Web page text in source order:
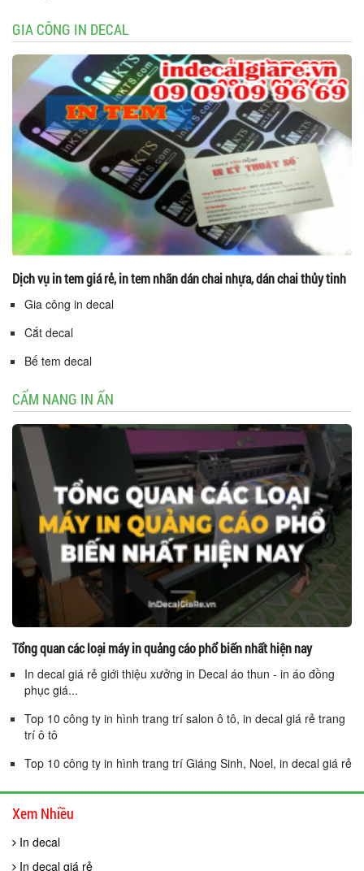
GIA CÔNG IN DECAL
Dịch vụ in tem giá rẻ, in tem nhãn dán chai nhựa, dán chai thủy tinh
Gia công in decal
Cắt decal
Bế tem decal
CẨM NANG IN ẤN
Tổng quan các loại máy in quảng cáo phổ biến nhất hiện nay
In decal giá rẻ giới thiệu xưởng in Decal áo thun - in áo đồng
phục giá...
Top 10 công ty in hình trang trí salon ô tô, in decal giá rẻ trang
trí ô tô
Top 10 công ty in hình trang trí Giáng Sinh, Noel, in decal giá rẻ
Xem Nhiều
In decal
In decal giá rẻ